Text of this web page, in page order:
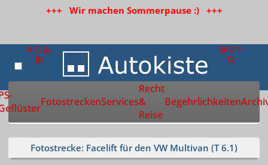
+++ Wir machen Sommerpause :) +++
Zur Startseite
FotostreckenServices
Recht
&
Reise
Begehrlichkeiten
Fotostrecke: Facelift für den VW Multivan (T 6.1)